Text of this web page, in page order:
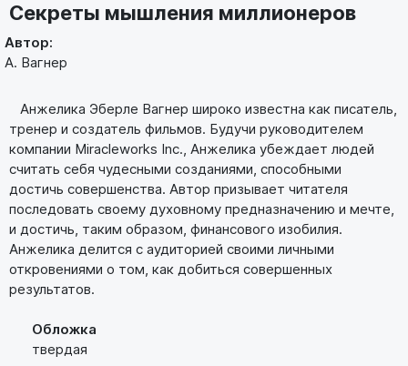
Секреты мышления миллионеров
Автор:
А. Вагнер
Анжелика Эберле Вагнер широко известна как писатель,
тренер и создатель фильмов. Будучи руководителем
компании Miracleworks Inc., Анжелика убеждает людей
считать себя чудесными созданиями, способными
достичь совершенства. Автор призывает читателя
последовать своему духовному предназначению и мечте,
и достичь, таким образом, финансового изобилия.
Анжелика делится с аудиторией своими личными
откровениями о том, как добиться совершенных
результатов.
Обложка
твердая